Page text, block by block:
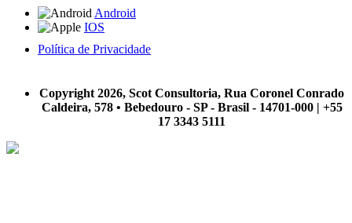
Android
IOS
Política de Privacidade
Copyright 2026, Scot Consultoria, Rua Coronel Conrado
Caldeira, 578 • Bebedouro - SP - Brasil - 14701-000 | +55
17 3343 5111